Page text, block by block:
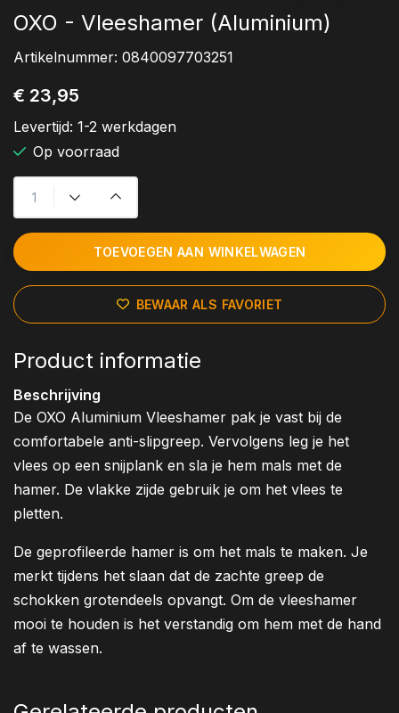
OXO - Vleeshamer (Aluminium)
Artikelnummer: 0840097703251
€ 23,95
Levertijd: 1-2 werkdagen
Op voorraad
TOEVOEGEN AAN WINKELWAGEN
BEWAAR ALS FAVORIET
Product informatie
Beschrijving
De OXO Aluminium Vleeshamer pak je vast bij de
comfortabele anti-slipgreep. Vervolgens leg je het
vlees op een snijplank en sla je hem mals met de
hamer. De vlakke zijde gebruik je om het vlees te
pletten.
De geprofileerde hamer is om het mals te maken. Je
merkt tijdens het slaan dat de zachte greep de
schokken grotendeels opvangt. Om de vleeshamer
mooi te houden is het verstandig om hem met de hand
af te wassen.